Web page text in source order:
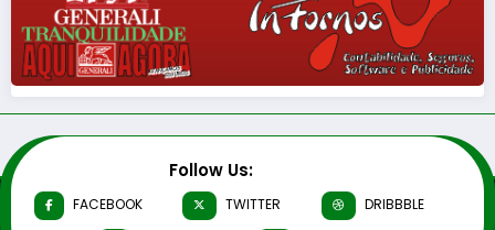
Follow Us:
FACEBOOK TWITTER
DRIBBBLE